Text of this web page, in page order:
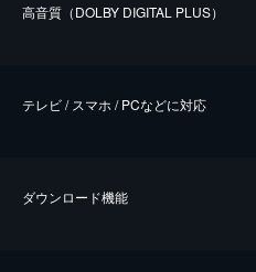
⾼⾳質（DOLBY DIGITAL PLUS）
テレビ / スマホ / PCなどに対応
ダウンロード機能